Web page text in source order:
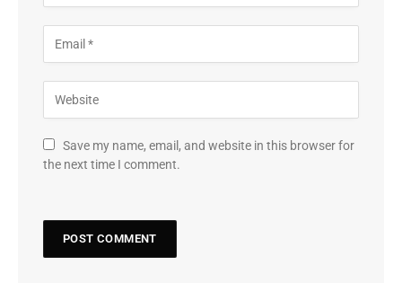
Save my name, email, and website in this browser for
the next time I comment.